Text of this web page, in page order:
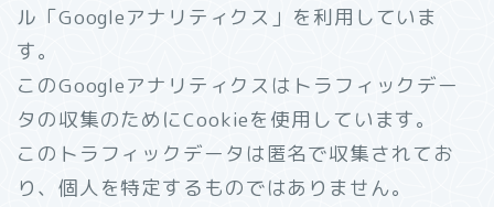
ル「Googleアナリティクス」を利用していま
す。
このGoogleアナリティクスはトラフィックデー
タの収集のためにCookieを使用しています。
このトラフィックデータは匿名で収集されてお
り、個人を特定するものではありません。